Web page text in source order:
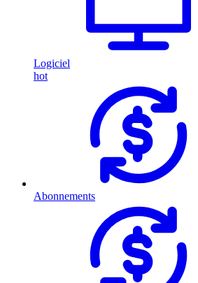
Logiciel
hot
Abonnements